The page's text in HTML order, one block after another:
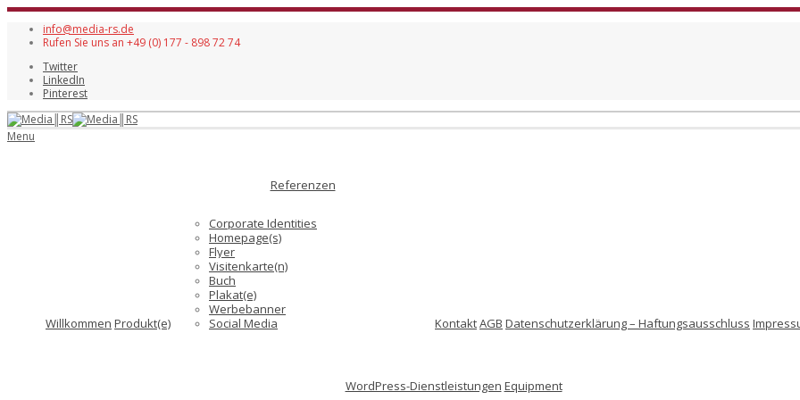
info@media-rs.de
Rufen Sie uns an +49 (0) 177 - 898 72 74
Twitter
LinkedIn
Pinterest
Menu
Willkommen Produkt(e)
Referenzen
Corporate Identities
Homepage(s)
Flyer
Visitenkarte(n)
Buch
Plakat(e)
Werbebanner
Social Media
KontaktAGB Datenschutzerklärung – Haftungsausschluss
WordPress-Dienstleistungen Equipment